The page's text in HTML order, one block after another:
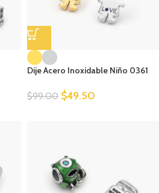
Dije Acero Inoxidable Niño 0361
$99.00 $49.50